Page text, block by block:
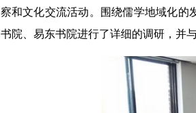
察和文化交流活动。围绕儒学地域化
书院、易东书院进行了详细的调研，并